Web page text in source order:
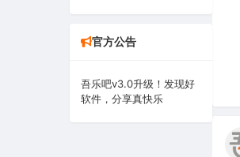
系统下载
官方公告
吾乐吧v3.0升级！发现好
软件，分享真快乐